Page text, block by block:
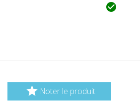

 Noter le produit